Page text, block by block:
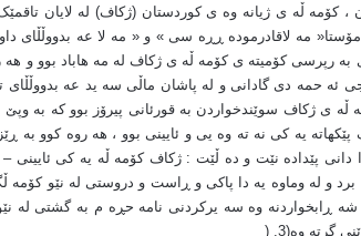
کۆمه ڵه ی ژیانه وه ی کوردستان (ژکاف) له لایان
مه لاقادرموده ڕڕه سی » و « مه لا عه بدووڵڵای
به رپرسی کۆمیته ی کۆمه ڵه ی ژکاف له مه هاباد بوو و هه
ڵه ی ژکاف سوێندخواردن به قورئانی پیرۆز بوو که به
یه کی نه ته وه یی و ئایینی بوو ، هه روه کوو به
ده برد و له وماوه یه دا پاکی و ڕاست و دروستی له نێو کۆمه
شه ڕابخواردنه وه سه یرکردنی نامه حڕه م به گشتی له
گرته وه(3 ) .